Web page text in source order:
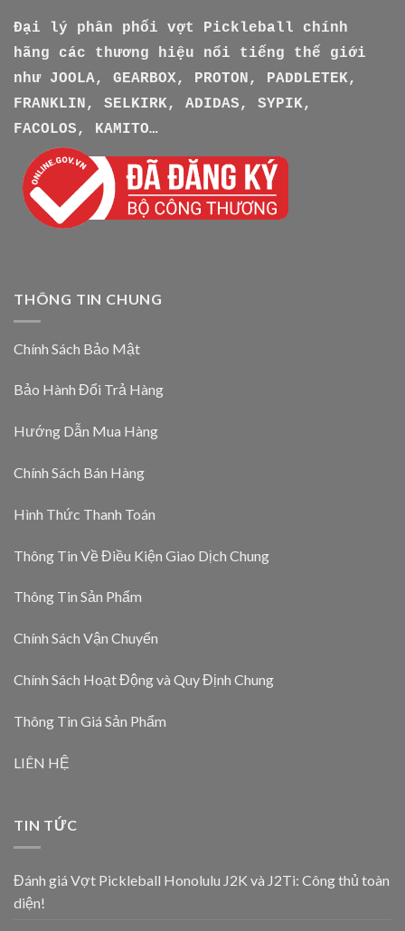
Đại lý phân phối vợt Pickleball chính
hãng các thương hiệu nổi tiếng thế giới
như
JOOLA, GEARBOX, PROTON, PADDLETEK,
FRANKLIN, SELKIRK, ADIDAS, SYPIK,
FACOLOS, KAMITO…
THÔNG TIN CHUNG
Chính Sách Bảo Mật
Bảo Hành Đổi Trả Hàng
Hướng Dẫn Mua Hàng
Chính Sách Bán Hàng
Hình Thức Thanh Toán
Thông Tin Về Điều Kiện Giao Dịch Chung
Thông Tin Sản Phẩm
Chính Sách Vận Chuyển
Chính Sách Hoạt Động và Quy Định Chung
Thông Tin Giá Sản Phẩm
LIÊN HỆ
TIN TỨC
Đánh giá Vợt Pickleball Honolulu J2K và J2Ti: Công thủ toàn
diện!